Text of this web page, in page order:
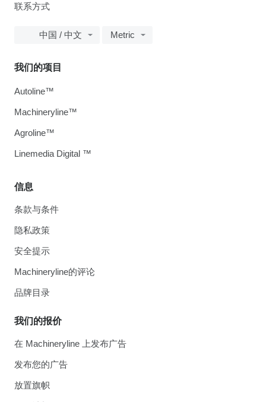
联系方式
中国 / 中文 Metric
信息
条款与条件
隐私政策
安全提示
Machineryline的评论
品牌目录
我们的报价
在 Machineryline 上发布广告
发布您的广告
放置旗帜
我们的项目
Autoline™
Machineryline™
Agroline™
Linemedia Digital ™